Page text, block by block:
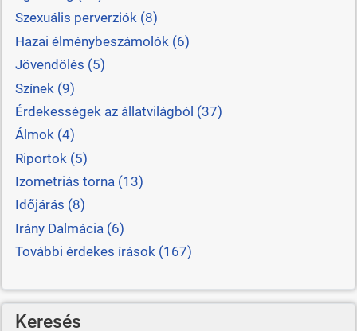
Szexuális perverziók (8)
Hazai élménybeszámolók (6)
Jövendölés (5)
Színek (9)
Érdekességek az állatvilágból (37)
Álmok (4)
Riportok (5)
Izometriás torna (13)
Időjárás (8)
Irány Dalmácia (6)
További érdekes írások (167)
Keresés